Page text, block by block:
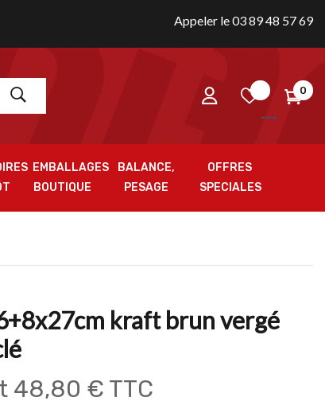
Appeler le 03 89 48 57 69
0
EMBALLAGES
BOUTIQUE
BALANCE,
PESAGE
OFFRES
SPECIALES
kraft brun vergé
48,80 € TTC